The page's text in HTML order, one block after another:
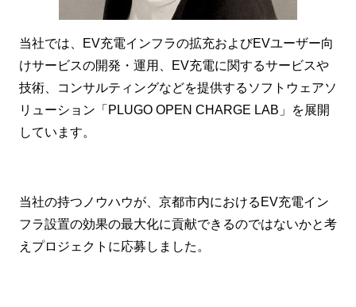
当社では、EV充電インフラの拡充およびEVユーザー向
けサービスの開発・運用、EV充電に関するサービスや
技術、コンサルティングなどを提供するソフトウェアソ
リューション「PLUGO OPEN CHARGE LAB」を展開
しています。
当社の持つノウハウが、京都市内におけるEV充電イン
フラ設置の効果の最大化に貢献できるのではないかと考
えプロジェクトに応募しました。